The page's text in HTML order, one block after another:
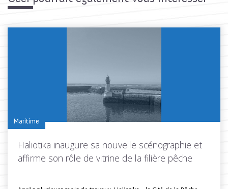
Maritime
Haliotika inaugure sa nouvelle scénographie et
affirme son rôle de vitrine de la filière pêche